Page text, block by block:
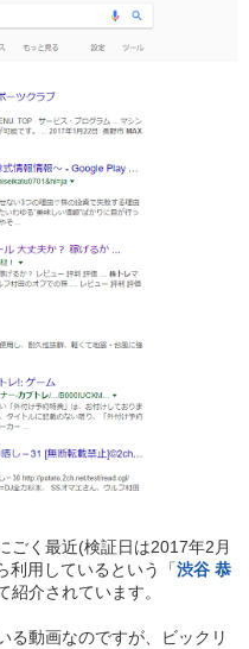
ごく最近(検証日は2017年2月
利用しているという「渋谷 恭
紹介されています。
る動画なのですが、ビックリ